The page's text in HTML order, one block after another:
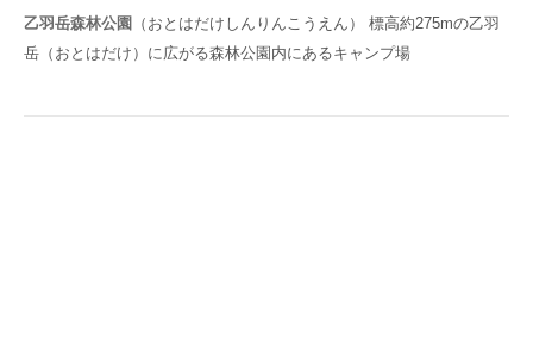
乙羽岳森林公園
（おとはだけしんりんこうえん） 標高約275mの乙羽
岳（おとはだけ）に広がる森林公園内にあるキャンプ場